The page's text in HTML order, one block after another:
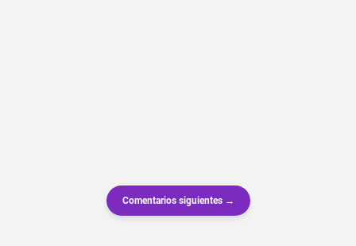
Comentarios siguientes →